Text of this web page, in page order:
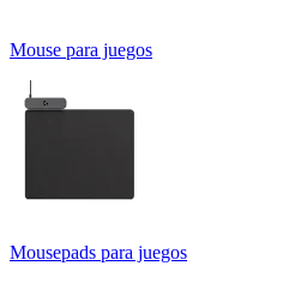
Mouse para juegos
Mousepads para juegos